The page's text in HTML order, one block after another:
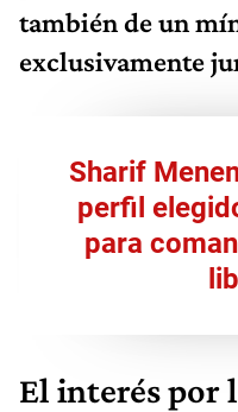
también de un
exclusivamente
Sharif
perfil
para
El interés por